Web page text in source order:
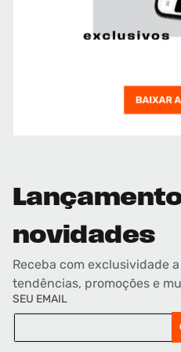
novidades
Receba com exclusividade
tendências, promoções e
SEU EMAIL